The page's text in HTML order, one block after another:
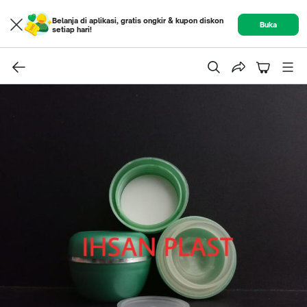
Belanja di aplikasi, gratis ongkir & kupon diskon
setiap hari!
Buka